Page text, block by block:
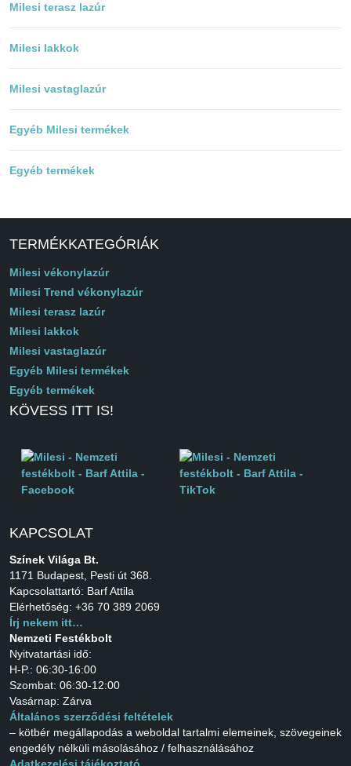
Milesi terasz lazúr
Milesi lakkok
Milesi vastaglazúr
Egyéb Milesi termékek
Egyéb termékek
TERMÉKKATEGÓRIÁK
Milesi vékonylazúr
Milesi Trend vékonylazúr
Milesi terasz lazúr
Milesi lakkok
Milesi vastaglazúr
Egyéb Milesi termékek
Egyéb termékek
KÖVESS ITT IS!
KAPCSOLAT
Színek Világa Bt.
1171 Budapest, Pesti út 368.
Kapcsolattartó: Barf Attila
Elérhetőség: +36 70 389 2069
Írj nekem itt…
Nemzeti Festékbolt
Nyitvatartási idő:
H-P.: 06:30-16:00
Szombat: 06:30-12:00
Vasárnap: Zárva
Általános szerződési feltételek
– kötbér megállapodás a weboldal tartalmi elemeinek, szövegeinek
engedély nélküli másolásához / felhasználásához